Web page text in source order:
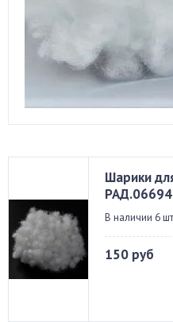
Шарики
В наличии 6 шт
150 руб